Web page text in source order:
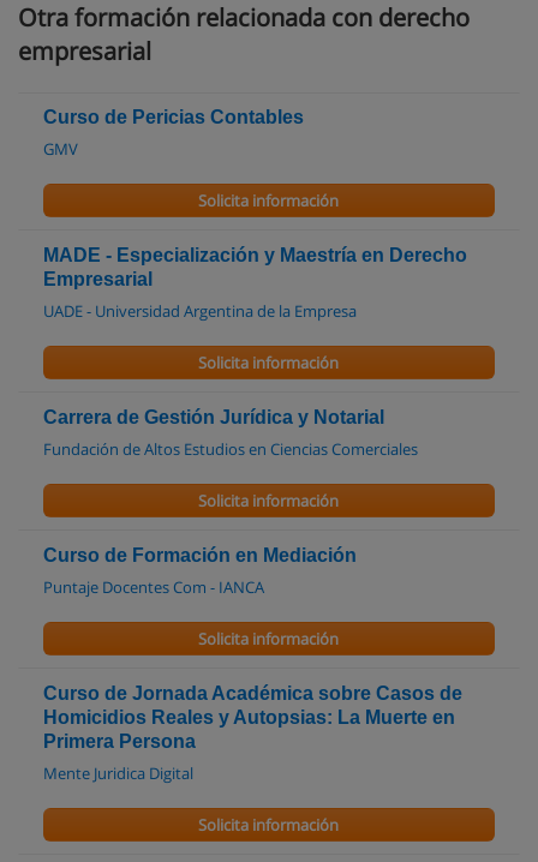
Otra formación relacionada con derecho
empresarial
Curso de Pericias Contables
GMV
Solicita información
MADE - Especialización y Maestría en Derecho
Empresarial
UADE - Universidad Argentina de la Empresa
Solicita información
Carrera de Gestión Jurídica y Notarial
Fundación de Altos Estudios en Ciencias Comerciales
Solicita información
Curso de Formación en Mediación
Puntaje Docentes Com - IANCA
Solicita información
Curso de Jornada Académica sobre Casos de
Homicidios Reales y Autopsias: La Muerte en
Primera Persona
Mente Juridica Digital
Solicita información